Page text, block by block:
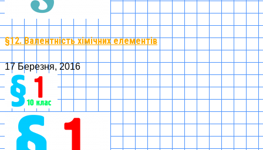
§12. Валентність хімічних елементів
17 Березня, 2016